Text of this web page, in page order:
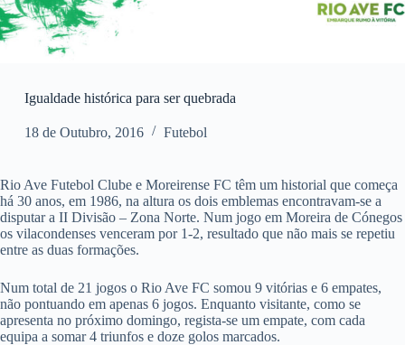
Igualdade histórica para ser quebrada
18 de Outubro, 2016 Futebol
Rio Ave Futebol Clube e Moreirense FC têm um historial que começa
há 30 anos, em 1986, na altura os dois emblemas encontravam-se a
disputar a II Divisão – Zona Norte. Num jogo em Moreira de Cónegos
os vilacondenses venceram por 1-2, resultado que não mais se repetiu
entre as duas formações.
Num total de 21 jogos o Rio Ave FC somou 9 vitórias e 6 empates,
não pontuando em apenas 6 jogos. Enquanto visitante, como se
apresenta no próximo domingo, regista-se um empate, com cada
equipa a somar 4 triunfos e doze golos marcados.